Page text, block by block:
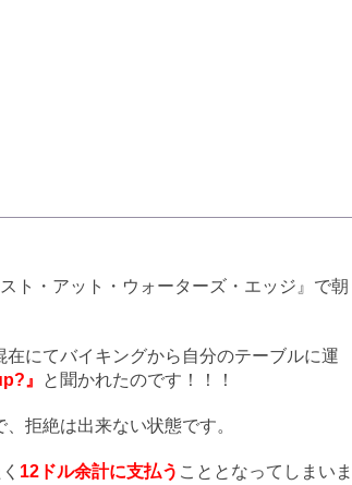
ト・アット・ウォーターズ・エッジ』で朝
にてバイキングから自分のテーブルに運
』 と聞かれたのです！！！
拒絶は出来ない状態です。
12ドル余計に支払う こととなってしまいま